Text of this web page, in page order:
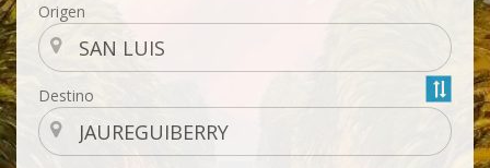
Origen
Destino